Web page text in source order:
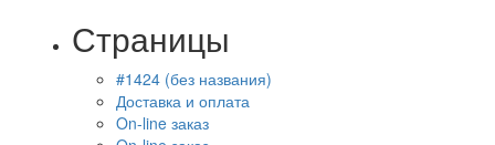
Страницы
#1424 (без названия)
Доставка и оплата
On-line заказ